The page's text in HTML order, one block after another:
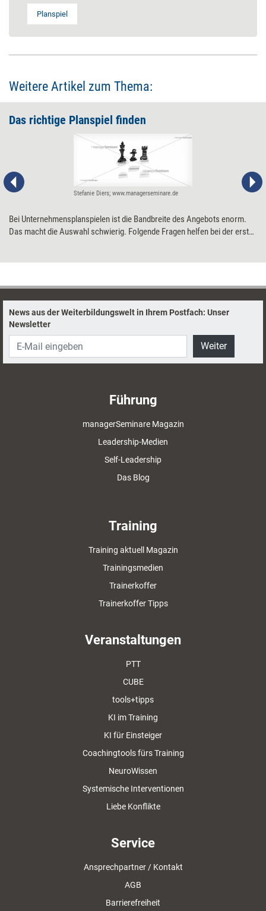
Planspiel
Weitere Artikel zum Thema:
Das richtige Planspiel finden
Stefanie Diers; www.managerseminare.de
Bei Unternehmensplanspielen ist die Bandbreite des Angebots enorm.
Das macht die Auswahl schwierig. Folgende Fragen helfen bei der ersten
News aus der Weiterbildungswelt in Ihrem Postfach: Unser
Newsletter
Weiter
Führung
managerSeminare Magazin
Leadership-Medien
Self-Leadership
Das Blog
Training
Training aktuell Magazin
Trainingsmedien
Trainerkoffer
Trainerkoffer Tipps
Veranstaltungen
PTT
CUBE
tools+tipps
KI im Training
KI für Einsteiger
Coachingtools fürs Training
NeuroWissen
Systemische Interventionen
Liebe Konflikte
Service
Ansprechpartner / Kontakt
AGB
Barrierefreiheit